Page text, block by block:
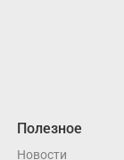
Полезное
Новости